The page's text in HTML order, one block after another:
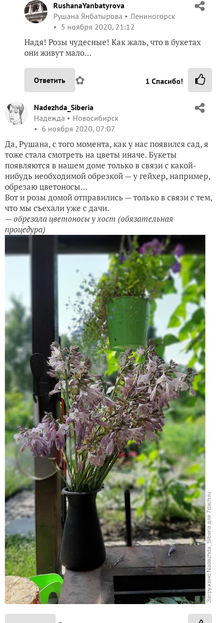
RushanaYanbatyrova
Рушана Янбатырова
Лениногорск
5 ноября 2020, 21:12
Надя! Розы чудесные! Как жаль, что в букетах
они живут мало…
Ответить ✿ 1 Спасибо!
Nadezhda_Siberia
Надежда
Новосибирск
6 ноября 2020, 07:07
Да, Рушана, с того момента, как у нас появился сад, я
тоже стала смотреть на цветы иначе. Букеты
появляются в нашем доме только в связи с какой-
нибудь необходимой обрезкой — у гейхер, например,
обрезаю цветоносы…
Вот и розы домой отправились — только в связи с тем,
что мы съехали уже с дачи.
— обрезала цветоносы у хост (обязательная
процедура)